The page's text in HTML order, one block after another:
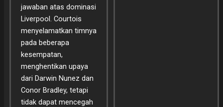
jawaban atas dominasi
Liverpool. Courtois
menyelamatkan timnya
pada beberapa
kesempatan,
menghentikan upaya
dari Darwin Nunez dan
Conor Bradley, tetapi
tidak dapat mencegah